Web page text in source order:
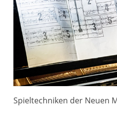
Spieltechniken der Neuen